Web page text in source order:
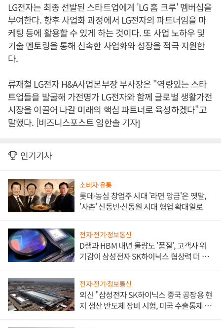
LG전자는 최종 선발된 스타트업에게 'LG 홈 크루' 멤버십을
부여한다. 향후 사업화 과정에서 LG전자의 파트너임을 마
케팅 등에 활용할 수 있게 하는 것이다. 또 사업 노하우 및
기술 멘토링을 통해 신속한 사업화와 성장을 적극 지원한
다.
류재철 LG전자 H&A사업본부장 부사장은 "역량있는 스타
트업들을 발굴해 가전명가 LG전자와 함께 글로벌 생활가전
시장을 이끌어 나갈 미래의 핵심 파트너로 육성하겠다"고
말했다. [비즈니스포스트 임한솔 기자]
인기기사
소비자·유통
롯데·농심 창업주 시대 '라면 앙금'은 옛말,
'사촌' 신동빈·신동원 시대 협업 확대일로
전자·전기·정보통신
D램과 HBM 내년 물량도 '품절', 고객사 위
기감이 삼성전자 SK하이닉스 협상력 더 키
전자·전기·정보통신
외신 "삼성전자 SK하이닉스 중국 공장용 현
지 생산 반도체 장비 시험, 미국 수출통제 대